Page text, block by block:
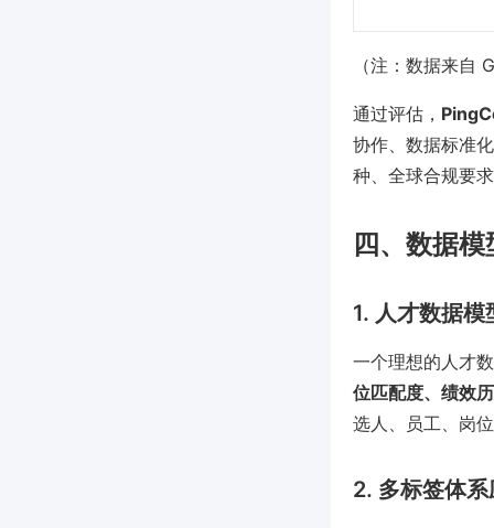
（注：数据来自
通过评估，
协作、数据标准
种、全球合规要
四、数据
1. 人才数据模
一个理想的人才
位匹配度、绩效
选人、员工、岗
2. 多标签体